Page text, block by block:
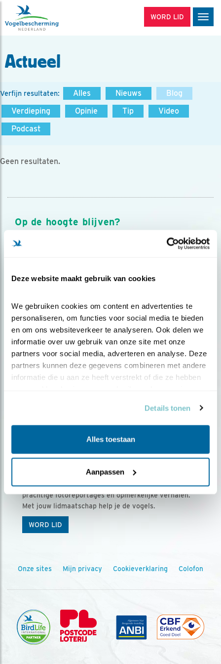
Deze website maakt gebruik van cookies
We gebruiken cookies om content en advertenties te
personaliseren, om functies voor social media te bieden
en om ons websiteverkeer te analyseren. Ook delen we
informatie over uw gebruik van onze site met onze
partners voor social media, adverteren en analyse. Deze
partners kunnen deze gegevens combineren met andere
informatie die u aan ze heeft verstrekt of die ze hebben
Details tonen
Alles toestaan
Aanpassen
WORD LID
Actueel
Verfijn resultaten: Alles Nieuws
Blog
Verdieping
Opinie Tip
Video
Podcast
Geen resultaten.
Op de hoogte blijven?
Meld je aan en ontvang nieuws, inspiratie, acties en tips
over vogels en activiteiten van Vogelbescherming.
Ontvang 5 x Vogels voor € 36,00 per jaar
Vogels is het tijdschrift voor onze leden, met
prachtige fotoreportages en opmerkelijke verhalen.
Met jouw lidmaatschap help je de vogels.
WORD LID
Onze sites Mijn privacy Cookieverklaring Colofon